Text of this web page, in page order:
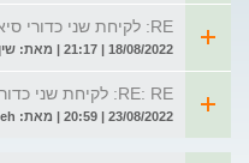
RE: לקיחת שני כדורי סיאליס 5 במקום עשר
18/08/2022 | 21:17 | מאת: שין
RE: RE: לקיחת שני כדורי סיאליס 5 במקום עשר
23/08/2022 | 20:59 | מאת: Nameh